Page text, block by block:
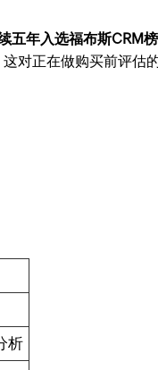
五年入选福布斯CRM榜
这对正在做购买前评估
析